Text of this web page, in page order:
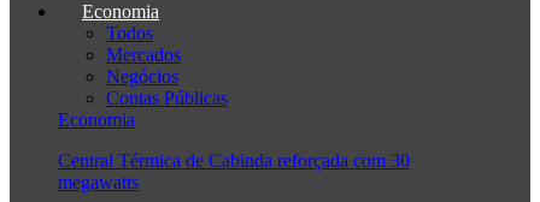
Economia
Todos
Mercados
Negócios
Contas Públicas
Economia
Central Térmica de Cabinda reforçada com 30
megawatts